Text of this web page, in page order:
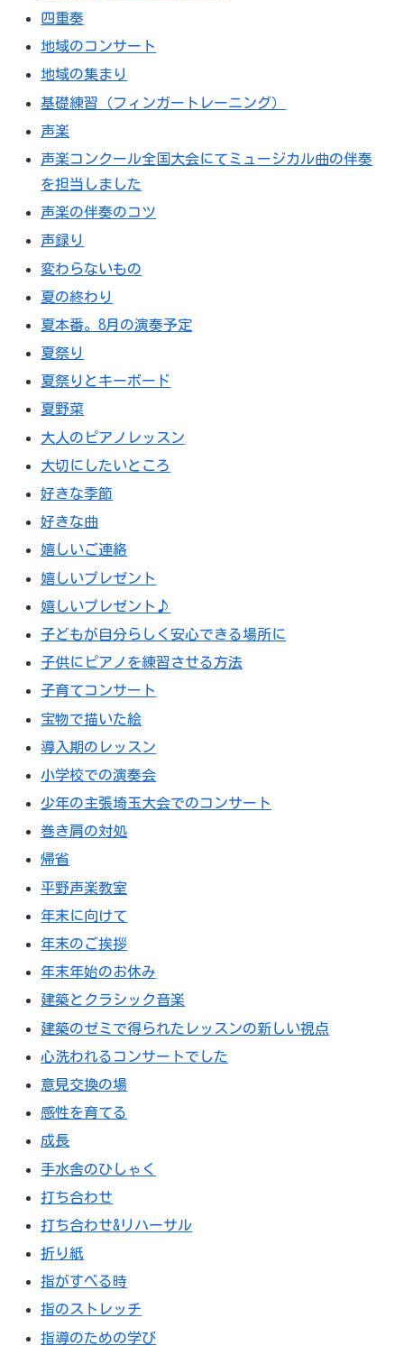
四重奏
地域のコンサート
地域の集まり
基礎練習（フィンガートレーニング）
声楽
声楽コンクール全国大会にてミュージカル曲の伴奏
を担当しました
声楽の伴奏のコツ
声録り
変わらないもの
夏の終わり
夏本番。8月の演奏予定
夏祭り
夏祭りとキーボード
夏野菜
大人のピアノレッスン
大切にしたいところ
好きな季節
好きな曲
嬉しいご連絡
嬉しいプレゼント
嬉しいプレゼント♪
子どもが自分らしく安心できる場所に
子供にピアノを練習させる方法
子育てコンサート
宝物で描いた絵
導入期のレッスン
小学校での演奏会
少年の主張埼玉大会でのコンサート
巻き肩の対処
帰省
平野声楽教室
年末に向けて
年末のご挨拶
年末年始のお休み
建築とクラシック音楽
建築のゼミで得られたレッスンの新しい視点
心洗われるコンサートでした
意見交換の場
感性を育てる
成長
手水舎のひしゃく
打ち合わせ
打ち合わせ&リハーサル
折り紙
指がすべる時
指のストレッチ
指導のための学び